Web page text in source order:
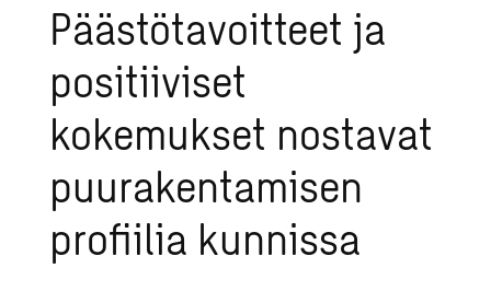
Päästötavoitteet ja
positiiviset
kokemukset nostavat
puurakentamisen
profiilia kunnissa